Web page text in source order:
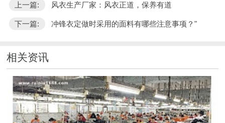
上一篇: 风衣生产厂家：风衣正道，保养有道
下一篇: 冲锋衣定做时采用的面料有哪些注意事项？"
相关资讯